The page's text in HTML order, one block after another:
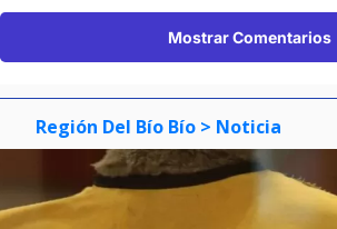
Mostrar Comentarios
Región Del Bío Bío > Noticia